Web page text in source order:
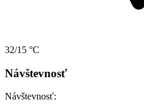
32/15 °C
Návštevnosť
Návštevnosť: